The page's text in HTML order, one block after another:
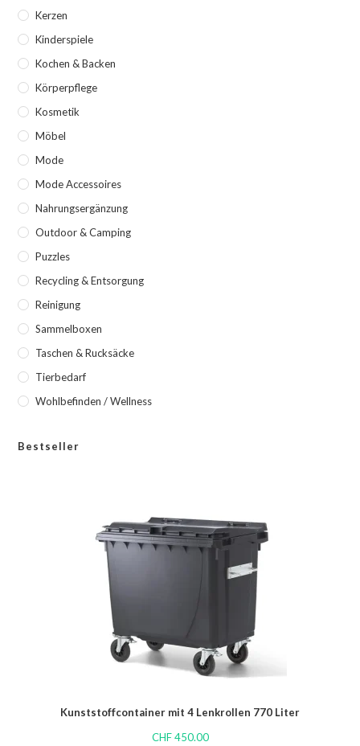
Kerzen
Kinderspiele
Kochen & Backen
Körperpflege
Kosmetik
Möbel
Mode
Mode Accessoires
Nahrungsergänzung
Outdoor & Camping
Puzzles
Recycling & Entsorgung
Reinigung
Sammelboxen
Taschen & Rucksäcke
Tierbedarf
Wohlbefinden / Wellness
Bestseller
Kunststoffcontainer mit 4 Lenkrollen 770 Liter
CHF450.00